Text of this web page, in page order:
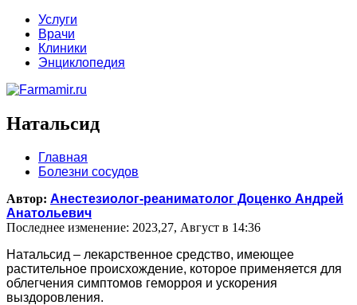
Услуги
Врачи
Клиники
Энциклопедия
Натальсид
Главная
Болезни сосудов
Автор: Анестезиолог-реаниматолог Доценко Андрей
Анатольевич
Последнее изменение: 2023,27, Август в 14:36
Натальсид – лекарственное средство, имеющее
растительное происхождение, которое применяется для
облегчения симптомов геморроя и ускорения
выздоровления.